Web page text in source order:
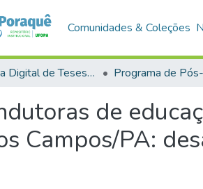
Comunidades & Coleções
Biblioteca Digital de Teses e Dissertações (BDTD)
de
Campos/PA: